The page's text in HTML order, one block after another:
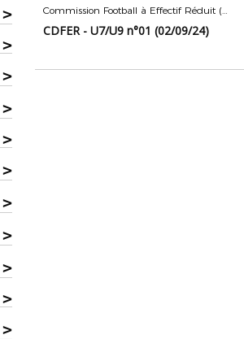
>
>
>
>
>
>
>
>
>
>
>
Commission Football à Effectif Réduit (U7/U9 - U11)
CDFER - U7/U9 n°01 (02/09/24)